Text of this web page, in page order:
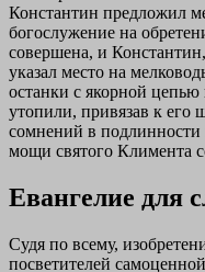
Константин предложил
богослужение на
совершена, и
указал место на
останки с якорной
утопили, привязав к его
сомнений в подлинности
мощи святого Климента
Евангелие для
Судя по всему,
посветителей